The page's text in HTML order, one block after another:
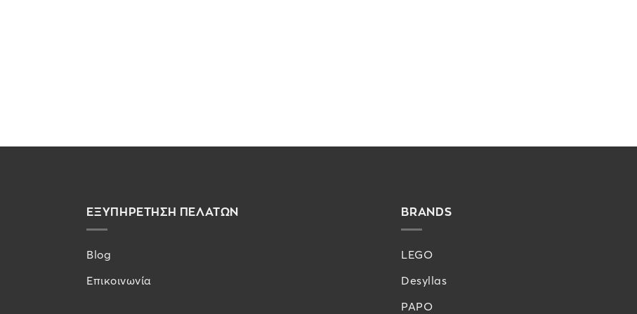
ΕΞΥΠΗΡΕΤΗΣΗ ΠΕΛΑΤΩΝ
Blog
Επικοινωνία
BRANDS
LEGO
Desyllas
PAPO